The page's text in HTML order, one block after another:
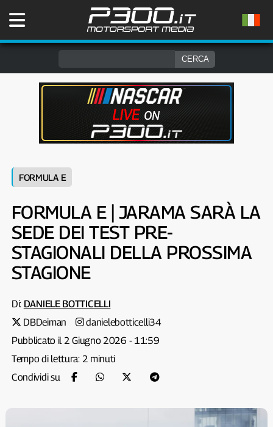
FORMULA E
FORMULA E | JARAMA SARÀ LA
SEDE DEI TEST PRE-
STAGIONALI DELLA PROSSIMA
STAGIONE
Di: DANIELE BOTTICELLI
DBDeiman
danielebotticelli34
Pubblicato il 2 Giugno 2026 - 11:59
Tempo di lettura: 2 minuti
Condividi su